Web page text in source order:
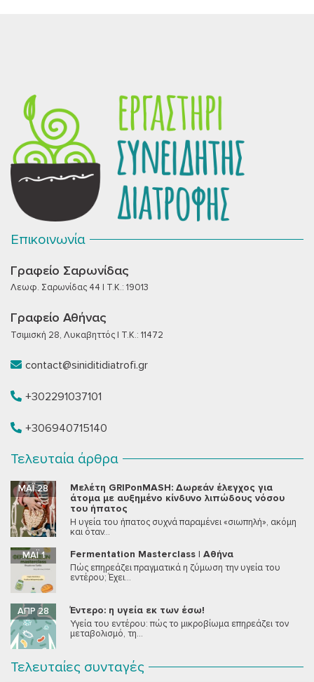
Επικοινωνία
Γραφείο Σαρωνίδας
Λεωφ. Σαρωνίδας 44 | T.K.: 19013
Γραφείο Αθήνας
Τσιμισκή 28, Λυκαβηττός | T.K.: 11472
contact@siniditidiatrofi.gr
+302291037101
+306940715140
Τελευταία άρθρα
Μελέτη GRIPonMASH: Δωρεάν έλεγχος για
άτομα με αυξημένο κίνδυνο λιπώδους νόσου
του ήπατος
ΜΆΙ 28
Η υγεία του ήπατος συχνά παραμένει «σιωπηλή», ακόμη
και όταν...
Fermentation Masterclass | Αθήνα
ΜΆΙ 1
Πώς επηρεάζει πραγματικά η ζύμωση την υγεία του
εντέρου; Έχει...
Έντερο: η υγεία εκ των έσω!
ΑΠΡ 28
Υγεία του εντέρου: πώς το μικροβίωμα επηρεάζει τον
μεταβολισμό, τη...
Τελευταίες συνταγές